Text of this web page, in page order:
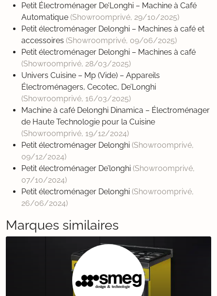
Petit Électroménager De’Longhi – Machine à Café
Automatique (Showroomprivé, 29/10/2025)
Petit électroménager Delonghi – Machines à café et
accessoires (Showroomprivé, 09/06/2025)
Petit électroménager Delonghi – Machines à café
(Showroomprivé, 28/03/2025)
Univers Cuisine – Mp (Vide) – Appareils
Électroménagers, Cecotec, De’Longhi
(Showroomprivé, 16/03/2025)
Machine à café Delonghi Dinamica – Électroménager
de Haute Technologie pour la Cuisine
(Showroomprivé, 19/12/2024)
Petit électroménager Delonghi (Showroomprivé,
09/12/2024)
Petit électroménager De’longhi (Showroomprivé,
07/10/2024)
Petit électroménager Delonghi (Showroomprivé,
26/06/2024)
Marques similaires